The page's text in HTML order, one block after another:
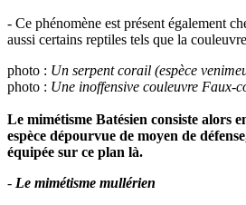
- Ce phénomène est présent également
aussi certains reptiles tels que la
photo : Un serpent corail (espèce
photo : Une inoffensive couleuvre Faux-
Le mimétisme Batésien consiste alors
espèce dépourvue de moyen de
équipée sur ce plan là.
- Le mimétisme mullérien